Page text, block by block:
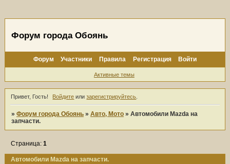
Форум города Обоянь
Форум Участники Правила Регистрация Войти
Активные темы
Привет, Гость! Войдите илизарегистрируйтесь
»Форум города Обоянь »Авто, Мото »Автомобили Mazda на
запчасти.
Автомобили Mazda на запчасти.
Страница:1